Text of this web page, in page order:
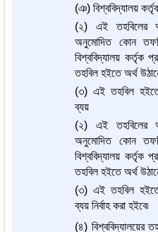
(ঞ) বিশ্ববিদ্যালয়
(২) এই তহবিলের
অনুমোদিত কোন
বিশ্ববিদ্যালয় কর্তৃক
তহবিল হইতে অর্থ
(৩) এই তহবিল হইতে
ব্যয়
(২) এই তহবিলের
অনুমোদিত কোন
বিশ্ববিদ্যালয় কর্তৃক
তহবিল হইতে অর্থ
(৩) এই তহবিল হইতে
ব্যয় নির্বাহ করা হইবে৷
(৪) বিশ্ববিদ্যালয়ের